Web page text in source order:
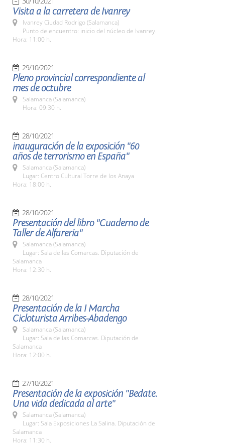
Visita a la carretera de Ivanrey
Ivanrey Ciudad Rodrigo (Salamanca)
Punto de encuentro: inicio del núcleo de Ivanrey.
Hora: 11:00 h.
29/10/2021
Pleno provincial correspondiente al
mes de octubre
Salamanca (Salamanca)
Hora: 09:30 h.
28/10/2021
inauguración de la exposición "60
años de terrorismo en España"
Salamanca (Salamanca)
Lugar: Centro Cultural Torre de los Anaya
Hora: 18:00 h.
28/10/2021
Presentación del libro "Cuaderno de
Taller de Alfarería"
Salamanca (Salamanca)
Lugar: Sala de las Comarcas. Diputación de
Salamanca
Hora: 12:30 h.
28/10/2021
Presentación de la I Marcha
Cicloturista Arribes-Abadengo
Salamanca (Salamanca)
Lugar: Sala de las Comarcas. Diputación de
Salamanca
Hora: 12:00 h.
27/10/2021
Presentación de la exposición "Bedate.
Una vida dedicada al arte"
Salamanca (Salamanca)
Lugar: Sala Exposiciones La Salina. Diputación de
Salamanca
Hora: 11:30 h.